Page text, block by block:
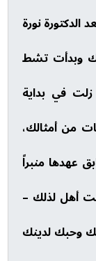
الدكتورة نورة
وبدأت تشط
في بداية
من أمثالك،
عهدها منبراً
أهل لذلك –
وحبك لدينك